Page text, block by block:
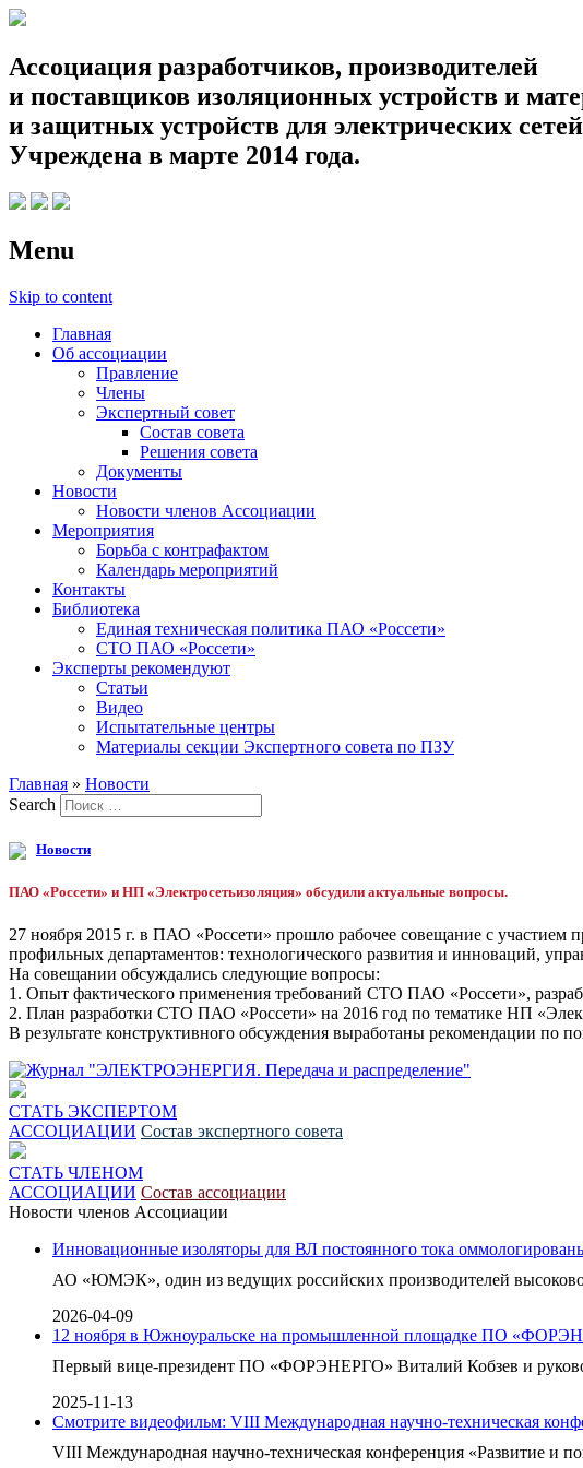
Ассоциация разработчиков, производителей
и поставщиков изоляционных устройств и
и защитных устройств для электрических
Учреждена в марте 2014 года.
Menu
Skip to content
Главная
Об ассоциации
Правление
Члены
Экспертный совет
Состав совета
Решения совета
Документы
Новости
Новости членов Ассоциации
Мероприятия
Борьба с контрафактом
Календарь мероприятий
Контакты
Библиотека
Единая техническая политика ПАО «Россети»
СТО ПАО «Россети»
Эксперты рекомендуют
Статьи
Видео
Испытательные центры
Материалы секции Экспертного совета по ПЗУ
Главная » Новости
Search
Новости
ПАО «Россети» и НП «Электросетьизоляция» обсудили актуальные вопросы.
27 ноября 2015 г. в ПАО «Россети» прошло рабочее совещание с
профильных департаментов: технологического развития и инноваций,
На совещании обсуждались следующие вопросы:
1. Опыт фактического применения требований СТО ПАО «Россети»,
2. План разработки СТО ПАО «Россети» на 2016 год по тематике НП
В результате конструктивного обсуждения выработаны рекомендации
СТАТЬ ЭКСПЕРТОМ
АССОЦИАЦИИ Состав экспертного совета
СТАТЬ ЧЛЕНОМ
АССОЦИАЦИИ Состав ассоциации
Новости членов Ассоциации
Инновационные изоляторы для ВЛ постоянного тока
АО «ЮМЭК», один из ведущих российских производителей
2026-04-09
12 ноября в Южноуральске на промышленной площадке ПО
Первый вице-президент ПО «ФОРЭНЕРГО» Виталий Кобзев и
2025-11-13
Смотрите видеофильм: VIII Международная научно-техническая
VIII Международная научно-техническая конференция «Развитие и